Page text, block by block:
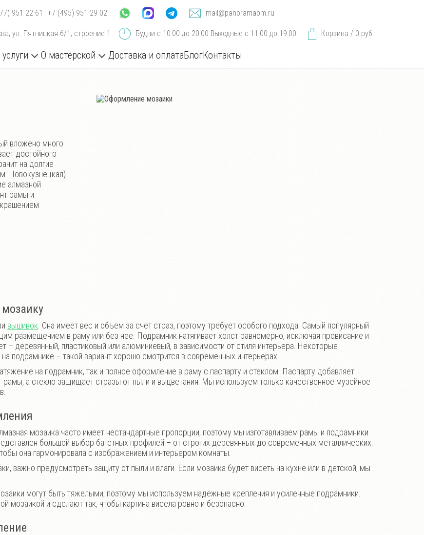
951-22-61 +7 (495) 951-29-02 mail@panoramabm.ru
ул. Пятницкая 6/1, строение 1 Будни с 10:00 до 20:00 Выходные с 11:00 до 19:00 Корзина / 0 руб.
О мастерской Доставка и оплатаБлогКонтакты
вложено много
достойного
на долгие
Новокузнецкая)
алмазной
рамы и
вышивок . Она имеет вес и объем за счет страз, поэтому требует особого подхода. Самый популярный
размещением в раму или без нее. Подрамник натягивает холст равномерно, исключая провисание и
деревянный, пластиковый или алюминиевый, в зависимости от стиля интерьера. Некоторые
подрамнике – такой вариант хорошо смотрится в современных интерьерах.
на подрамник, так и полное оформление в раму с паспарту и стеклом. Паспарту добавляет
а стекло защищает стразы от пыли и выцветания. Мы используем только качественное музейное
мозаика часто имеет нестандартные пропорции, поэтому мы изготавливаем рамы и подрамники
большой выбор багетных профилей – от строгих деревянных до современных металлических.
она гармонировала с изображением и интерьером комнаты.
важно предусмотреть защиту от пыли и влаги. Если мозаика будет висеть на кухне или в детской, мы
могут быть тяжелыми, поэтому мы используем надежные крепления и усиленные подрамники.
мозаикой и сделают так, чтобы картина висела ровно и безопасно.